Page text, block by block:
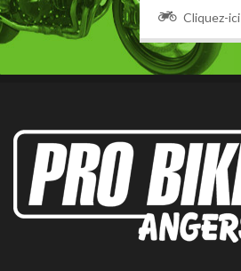
Cliquez-ici